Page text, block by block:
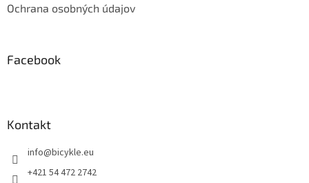
Ochrana osobných údajov
Facebook
Kontakt
info@bicykle.eu
+421 54 472 2742